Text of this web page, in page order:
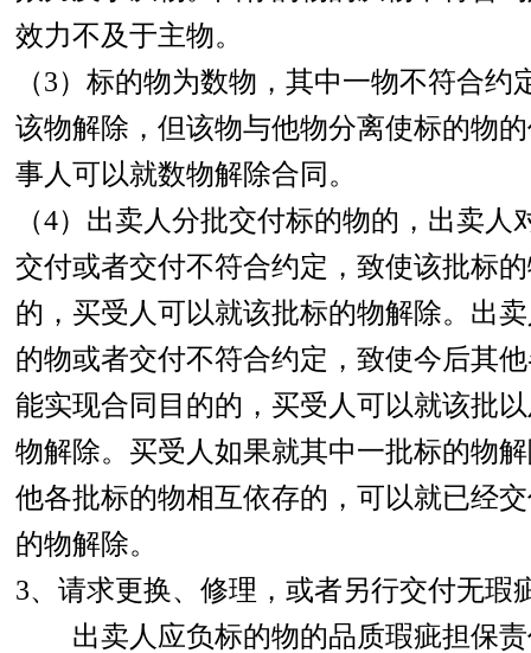
效力不及于主物。
（3）标的物为数物，其中一物不符合约
该物解除，但该物与他物分离使标的物
事人可以就数物解除合同。
（4）出卖人分批交付标的物的，出卖人
交付或者交付不符合约定，致使该批标
的，买受人可以就该批标的物解除。出
的物或者交付不符合约定，致使今后其
能实现合同目的的，买受人可以就该批
物解除。买受人如果就其中一批标的物
他各批标的物相互依存的，可以就已经
的物解除。
3、请求更换、修理，或者另行交付无瑕
出卖人应负标的物的品质瑕疵担保责